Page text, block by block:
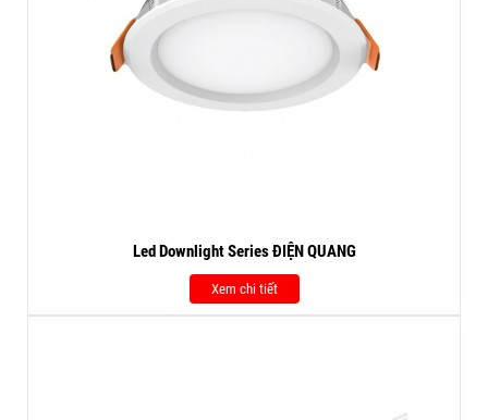
Led Downlight Series ĐIỆN QUANG
Xem chi tiết